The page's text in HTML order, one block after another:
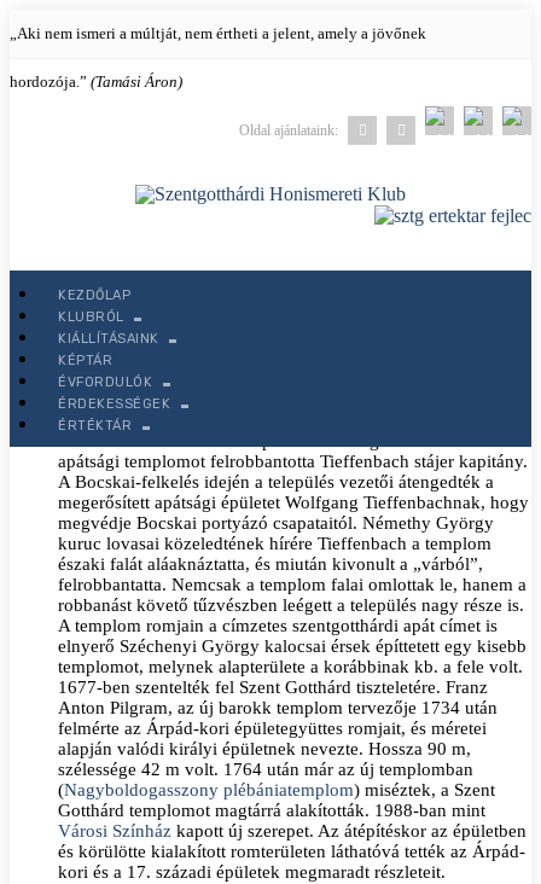
„Aki nem ismeri a múltját, nem értheti a jelent, amely a jövőnek
hordozója.” (Tamási Áron)
Oldal ajánlataink:
KEZDŐLAP
KLUBRÓL
KIÁLLÍTÁSAINK
KÉPTÁR
ÉVFORDULÓK
ÉRDEKESSÉGEK
ÉRTÉKTÁR
Évfordulók 2025-ben
1605-ös év eseményei
apátsági templomot felrobbantotta Tieffenbach stájer kapitány.
A Bocskai-felkelés idején a település vezetői átengedték a
megerősített apátsági épületet Wolfgang Tieffenbachnak, hogy
megvédje Bocskai portyázó csapataitól. Némethy György
kuruc lovasai közeledtének hírére Tieffenbach a templom
északi falát aláaknáztatta, és miután kivonult a „várból”,
felrobbantatta. Nemcsak a templom falai omlottak le, hanem a
robbanást követő tűzvészben leégett a település nagy része is.
A templom romjain a címzetes szentgotthárdi apát címet is
elnyerő Széchenyi György kalocsai érsek építtetett egy kisebb
templomot, melynek alapterülete a korábbinak kb. a fele volt.
1677-ben szentelték fel Szent Gotthárd tiszteletére. Franz
Anton Pilgram, az új barokk templom tervezője 1734 után
felmérte az Árpád-kori épületegyüttes romjait, és méretei
alapján valódi királyi épületnek nevezte. Hossza 90 m,
szélessége 42 m volt. 1764 után már az új templomban
(Nagyboldogasszony plébániatemplom) miséztek, a Szent
Gotthárd templomot magtárrá alakították. 1988-ban mint
Városi Színház kapott új szerepet. Az átépítéskor az épületben
és körülötte kialakított romterületen láthatóvá tették az Árpád-
kori és a 17. századi épületek megmaradt részleteit.